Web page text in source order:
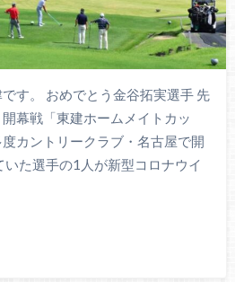
す。 おめでとう金谷拓実選手 先
幕戦「東建ホームメイトカッ
カントリークラブ・名古屋で開
た選手の1人が新型コロナウイ